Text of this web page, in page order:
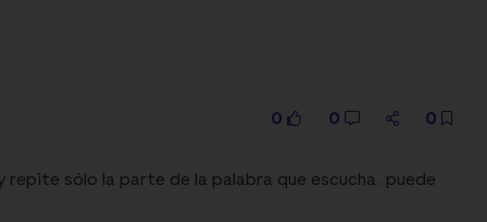
0 0 0
sólo la parte de la palabra que escucha. puede